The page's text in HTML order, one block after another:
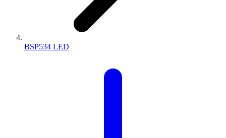
BSP534 LED